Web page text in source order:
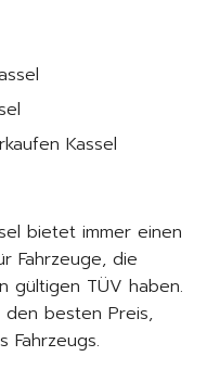
Kassel
bietet immer einen
Fahrzeuge, die
gültigen TÜV haben.
besten Preis,
Fahrzeugs.